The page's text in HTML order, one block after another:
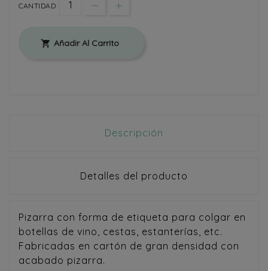
CANTIDAD
 Añadir Al Carrito
Descripción
Detalles del producto
Pizarra con forma de etiqueta para colgar en
botellas de vino, cestas, estanterías, etc.
Fabricadas en cartón de gran densidad con
acabado pizarra.